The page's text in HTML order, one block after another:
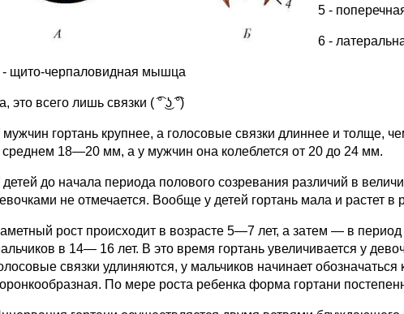
5 -
6 -
- щито-черпаловидная мышца
это всего лишь связки ( ͡° ͜ʖ ͡°)
мужчин гортань крупнее, а голосовые связки длиннее и толще,
среднем 18—20 мм, а у мужчин она колеблется от 20 до 24 мм.
детей до начала периода полового созревания различий в
не отмечается. Вообще у детей гортань мала и растет
рост происходит в возрасте 5—7 лет, а затем — в
в 14— 16 лет. В это время гортань увеличивается у
связки удлиняются, у мальчиков начинает
По мере роста ребенка форма гортани